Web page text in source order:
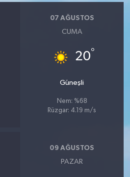
07 AĞUSTOS
CUMA
20°
Güneşli
Nem: %68
Rüzgar: 4.19 m/s
09 AĞUSTOS
PAZAR